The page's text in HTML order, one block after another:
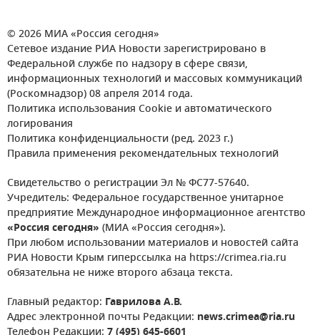
© 2026 МИА «Россия сегодня»
Сетевое издание РИА Новости зарегистрировано в
Федеральной службе по надзору в сфере связи,
информационных технологий и массовых коммуникаций
(Роскомнадзор) 08 апреля 2014 года.
Политика использования Cookie и автоматического
логирования
Политика конфиденциальности (ред. 2023 г.)
Правила применения рекомендательных технологий
Свидетельство о регистрации Эл № ФС77-57640.
Учредитель: Федеральное государственное унитарное
предприятие Международное информационное агентство
«Россия сегодня» (МИА «Россия сегодня»).
При любом использовании материалов и новостей сайта
РИА Новости Крым гиперссылка на https://crimea.ria.ru
обязательна не ниже второго абзаца текста.
Главный редактор: Гаврилова А.В.
Адрес электронной почты Редакции: news.crimea@ria.ru